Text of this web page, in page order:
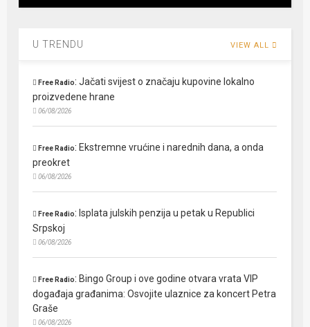
U TRENDU VIEW ALL
Free Radio:Jačati svijest o značaju kupovine lokalno
proizvedene hrane
06/08/2026
Free Radio: Ekstremne vrućine i narednih dana, a onda
preokret
06/08/2026
Free Radio: Isplata julskih penzija u petak u Republici
Srpskoj
06/08/2026
Free Radio: Bingo Group i ove godine otvara vrata VIP
događaja građanima: Osvojite ulaznice za koncert Petra
Graše
06/08/2026